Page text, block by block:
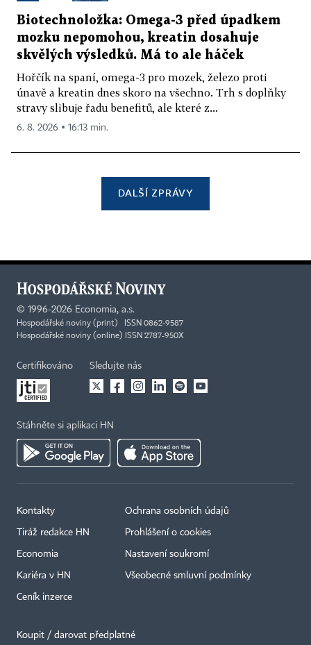
Biotechnoložka: Omega-3 před úpadkem
mozku nepomohou, kreatin dosahuje
skvělých výsledků. Má to ale háček
Hořčík na spaní, omega-3 pro mozek, železo proti
únavě a kreatin dnes skoro na všechno. Trh s doplňky
stravy slibuje řadu benefitů, ale které z...
6. 8. 2026 ▪ 16:13 min.
DALŠÍ ZPRÁVY
© 1996-2026 Economia, a.s.
Hospodářské noviny (print) ISSN 0862-9587
Hospodářské noviny (online) ISSN 2787-950X
Certifikováno Sledujte nás
Stáhněte si aplikaci HN
Kontakty
Tiráž redakce HN
Economia
Kariéra v HN
Ceník inzerce
Ochrana osobních údajů
Prohlášení o cookies
Nastavení soukromí
Všeobecné smluvní podmínky
Koupit / darovat předplatné